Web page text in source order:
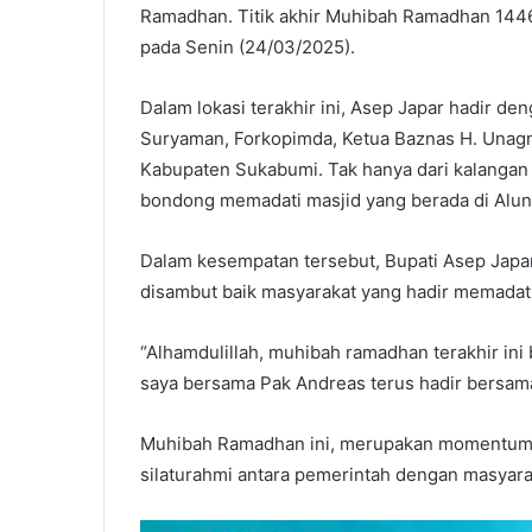
Ramadhan. Titik akhir Muhibah Ramadhan
pada Senin (24/03/2025).
Dalam lokasi terakhir ini, Asep Japar hadir
Suryaman, Forkopimda, Ketua Baznas H.
Kabupaten Sukabumi. Tak hanya dari
bondong memadati masjid yang berada di
Dalam kesempatan tersebut, Bupati Asep
disambut baik masyarakat yang hadir
“Alhamdulillah, muhibah ramadhan terakhir
saya bersama Pak Andreas terus hadir
Muhibah Ramadhan ini, merupakan
silaturahmi antara pemerintah dengan